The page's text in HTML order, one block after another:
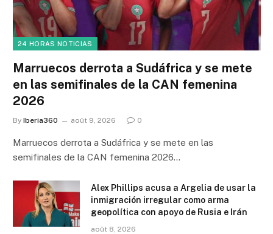
24 HORAS NOTICIAS
Marruecos derrota a Sudáfrica y se mete
en las semifinales de la CAN femenina
2026
By Iberia360 août 9, 2026 0
Marruecos derrota a Sudáfrica y se mete en las
semifinales de la CAN femenina 2026…
Alex Phillips acusa a Argelia de usar la
inmigración irregular como arma
geopolítica con apoyo de Rusia e Irán
août 8, 2026